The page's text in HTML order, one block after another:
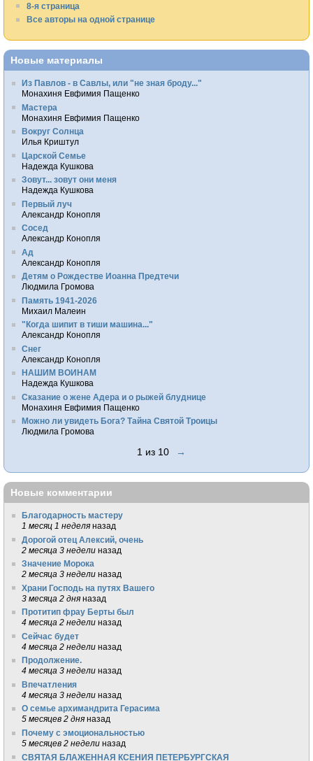
8-я страница
Все авторы на одной странице
Новые материалы
Из Павлов - в Савлы, или "не зная броду..."
Монахиня Евфимия Пащенко
Мастера
Монахиня Евфимия Пащенко
Вокруг Солнца
Илья Криштул
Царской Семье
Надежда Кушкова
Зовут... зовут они меня
Надежда Кушкова
Первый луч
Александр Конопля
Сосед
Александр Конопля
Ад
Александр Конопля
Детям о Рождестве Иоанна Предтечи
Людмила Громова
Память 1941-2026
Михаил Малеин
"Когда шипит в тиши машина..."
Александр Конопля
Снег
Александр Конопля
НАШИМ ВОИНАМ
Надежда Кушкова
Сказание о жене Адера и о рыжей блуднице
Монахиня Евфимия Пащенко
Можно ли увидеть Бога? Тайна Святой Троицы
Людмила Громова
1 из 10 →
Новые комментарии
Благодарность мастеру
1 месяц 1 неделя назад
Дорогой отец Алексий, очень
2 месяца 3 недели назад
Значение Морока
2 месяца 3 недели назад
Храни Господь на путях Вашего
3 месяца 2 дня назад
Протитип фрау Берты был
4 месяца 2 недели назад
Сейчас будет
4 месяца 2 недели назад
Продолжение.
4 месяца 3 недели назад
Впечатления
4 месяца 3 недели назад
О семье архимандрита Герасима
5 месяцев 2 дня назад
Почему с эмоциональностью
5 месяцев 2 недели назад
СВЯТАЯ БЛАЖЕННАЯ КСЕНИЯ ПЕТЕРБУРГСКАЯ